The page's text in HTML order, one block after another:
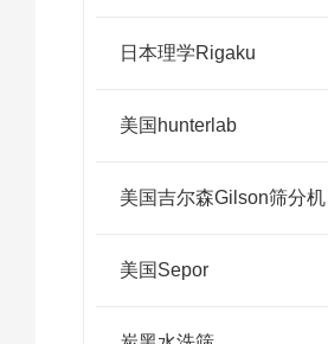
日本理学Rigaku
美国hunterlab
美国吉尔森Gilson筛分机
美国Sepor